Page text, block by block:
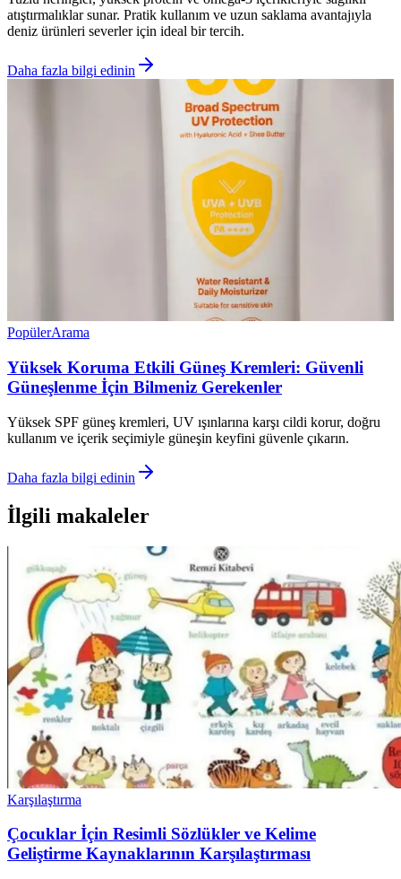
atıştırmalıklar sunar. Pratik kullanım ve uzun saklama avantajıyla
deniz ürünleri severler için ideal bir tercih.
Daha fazla bilgi edinin
PopülerArama
Yüksek Koruma Etkili Güneş Kremleri: Güvenli
Güneşlenme İçin Bilmeniz Gerekenler
Yüksek SPF güneş kremleri, UV ışınlarına karşı cildi korur, doğru
kullanım ve içerik seçimiyle güneşin keyfini güvenle çıkarın.
Daha fazla bilgi edinin
İlgili makaleler
Karşılaştırma
Çocuklar İçin Resimli Sözlükler ve Kelime
Geliştirme Kaynaklarının Karşılaştırması